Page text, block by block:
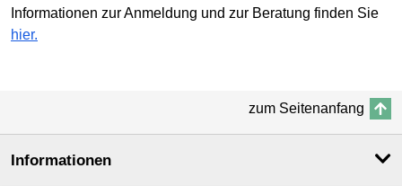
Informationen zur Anmeldung und zur Beratung finden Sie
hier.
zum Seitenanfang
Informationen